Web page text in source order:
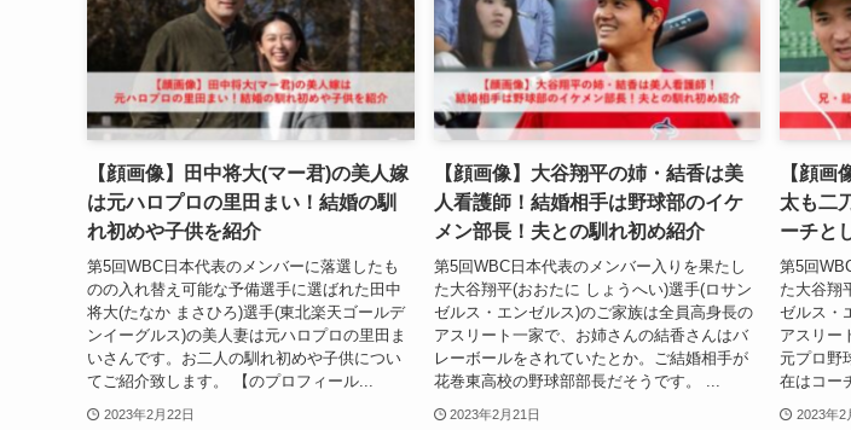
【顔画像】田中将大(マー君)の美人嫁
は元ハロプロの里田まい！結婚の馴
れ初めや子供を紹介
第5回WBC日本代表のメンバーに落選したも
のの入れ替え可能な予備選手に選ばれた田中
将大(たなか まさひろ)選手(東北楽天ゴールデ
ンイーグルス)の美人妻は元ハロプロの里田ま
いさんです。お二人の馴れ初めや子供につい
てご紹介致します。 【のプロフィール...
2023年2月22日
【顔画像】大谷翔平の姉・結香は美
人看護師！結婚相手は野球部のイケ
メン部長！夫との馴れ初め紹介
第5回WBC日本代表のメンバー入りを果たし
た大谷翔平(おおたに しょうへい)選手(ロサン
ゼルス・エンゼルス)のご家族は全員高身長の
アスリート一家で、お姉さんの結香さんはバ
レーボールをされていたとか。ご結婚相手が
花巻東高校の野球部部長だそうです。 ...
2023年2月21日
【顔画
太も二
ーチと
第5回
た大谷翔
ゼルス・
アスリー
元プロ野
在はコー
2023年2